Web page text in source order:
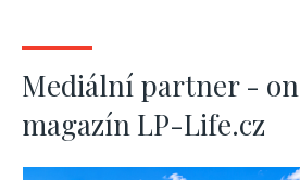
Mediální partner -
magazín LP-Life.cz